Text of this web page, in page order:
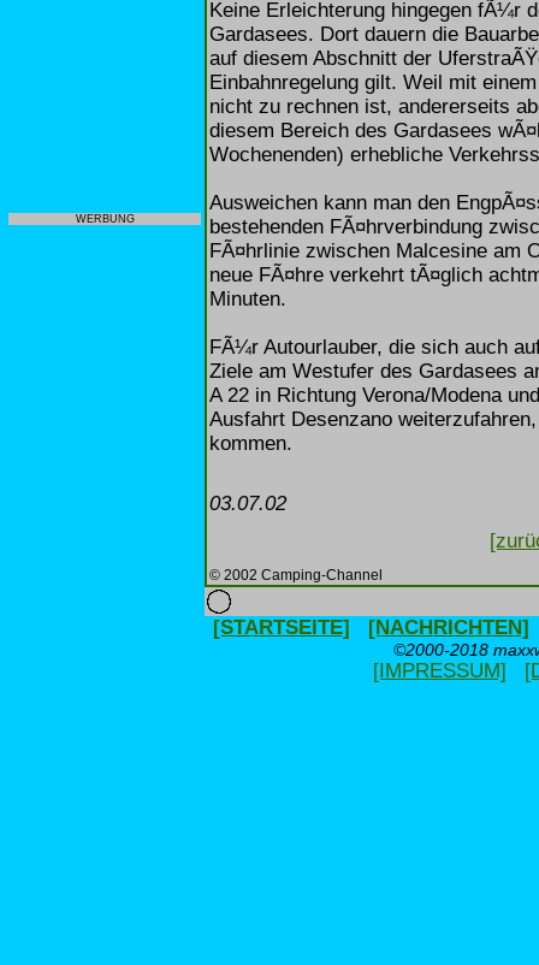
WERBUNG
Keine Erleichterung hingegen fÃ¼r
Gardasees. Dort dauern die
auf diesem Abschnitt der
Einbahnregelung gilt. Weil mit
nicht zu rechnen ist, andererseits
diesem Bereich des Gardasees
Wochenenden) erhebliche
Ausweichen kann man den
bestehenden FÃ¤hrverbindung
FÃ¤hrlinie zwischen Malcesine am
neue FÃ¤hre verkehrt tÃ¤glich
Minuten.
FÃ¼r Autourlauber, die sich auch
Ziele am Westufer des Gardasees
A 22 in Richtung Verona/Modena
Ausfahrt Desenzano
kommen.
03.07.02
© 2002 Camping-Channel
[STARTSEITE] [NACHRICHTEN]
©2000-2018
[IMPRESSUM]